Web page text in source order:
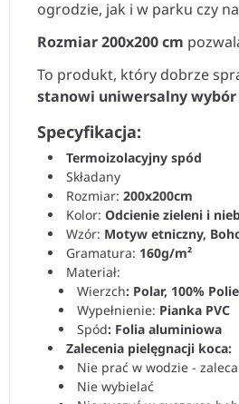
ogrodzie, jak i w parku czy na
Rozmiar 200x200 cm
To produkt, który dobrze
stanowi uniwersalny
Specyfikacja:
Termoizolacyjny spód
Składany
Rozmiar: 200x200cm
Kolor: Odcienie zieleni i
Wzór: Motyw etniczny,
Gramatura: 160g/m²
Materiał:
Wierzch: Polar, 100%
Wypełnienie: Pianka PVC
Spód: Folia aluminiowa
Zalecenia pielęgnacji koca:
Nie prać w wodzie -
Nie wybielać